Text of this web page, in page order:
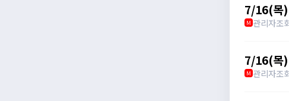
7/16(목)
M 관리자조
7/16(목)
M 관리자조